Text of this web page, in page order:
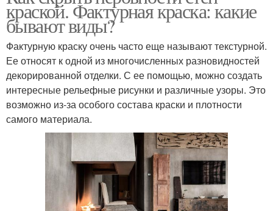
краской. Фактурная краска: какие
бывают виды?
Фактурную краску очень часто еще называют текстурной.
Ее относят к одной из многочисленных разновидностей
декорированной отделки. С ее помощью, можно создать
интересные рельефные рисунки и различные узоры. Это
возможно из-за особого состава краски и плотности
самого материала.